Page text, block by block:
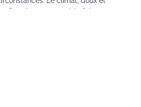
de paysages à la fois